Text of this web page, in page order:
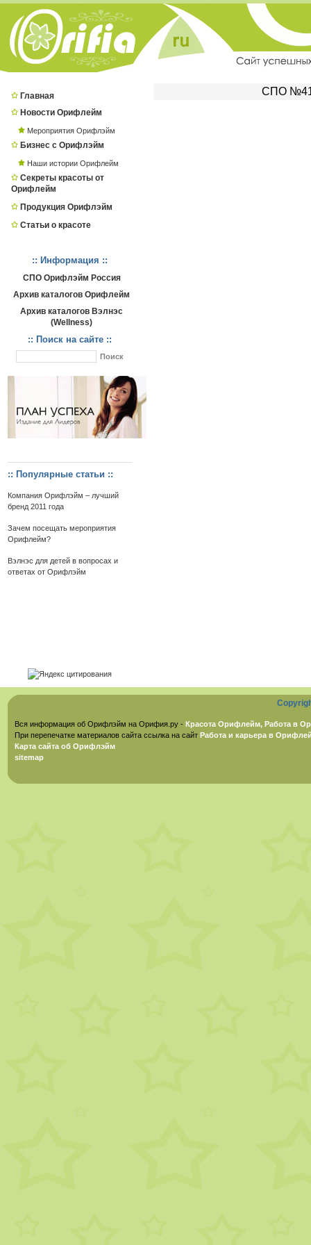
Главная
Новости Орифлейм
Мероприятия Орифлэйм
Бизнес с Орифлэйм
Наши истории Орифлейм
Секреты красоты от
Орифлейм
Продукция Орифлэйм
Статьи о красоте
:: Информация ::
СПО Орифлэйм Россия
Архив каталогов Орифлейм
Архив каталогов Вэлнэс
(Wellness)
:: Поиск на сайте ::
:: Популярные статьи ::
Компания Орифлэйм – лучший
бренд 2011 года
Зачем посещать мероприятия
Орифлейм?
Вэлнэс для детей в вопросах и
ответах от Орифлэйм
СПО
Вся информация об Орифлэйм на Орифия.ру - Красота Орифлейм, Работа в
При перепечатке материалов сайта ссылка на сайт Работа и карьера в
Карта сайта об Орифлэйм
sitemap